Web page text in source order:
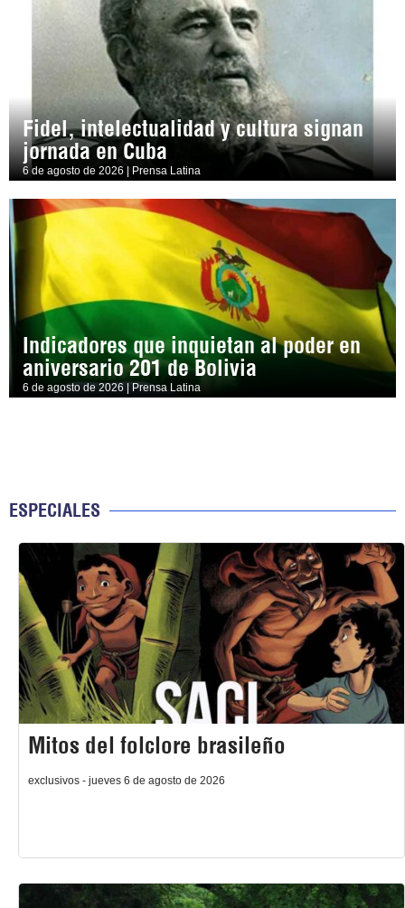
Fidel, intelectualidad y cultura signan
jornada en Cuba
6 de agosto de 2026 | Prensa Latina
Indicadores que inquietan al poder en
aniversario 201 de Bolivia
6 de agosto de 2026 | Prensa Latina
ESPECIALES
Mitos del folclore brasileño
exclusivos - jueves 6 de agosto de 2026